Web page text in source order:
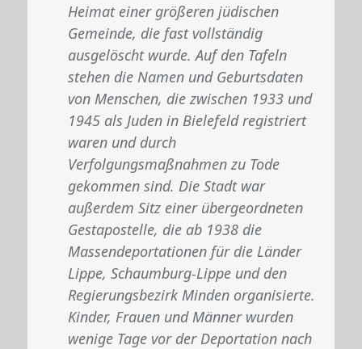
Heimat einer größeren jüdischen
Gemeinde, die fast vollständig
ausgelöscht wurde. Auf den Tafeln
stehen die Namen und Geburtsdaten
von Menschen, die zwischen 1933 und
1945 als Juden in Bielefeld registriert
waren und durch
Verfolgungsmaßnahmen zu Tode
gekommen sind. Die Stadt war
außerdem Sitz einer übergeordneten
Gestapostelle, die ab 1938 die
Massendeportationen für die Länder
Lippe, Schaumburg-Lippe und den
Regierungsbezirk Minden organisierte.
Kinder, Frauen und Männer wurden
wenige Tage vor der Deportation nach